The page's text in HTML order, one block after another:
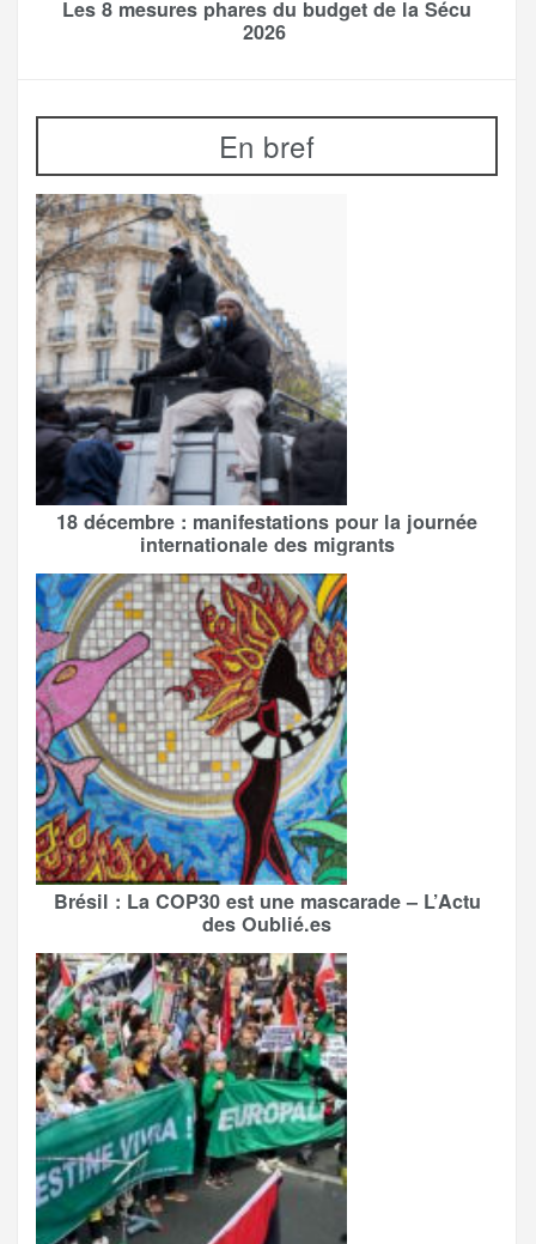
Les 8 mesures phares du budget de la Sécu
2026
En bref
18 décembre : manifestations pour la journée
internationale des migrants
Brésil : La COP30 est une mascarade – L’Actu
des Oublié.es